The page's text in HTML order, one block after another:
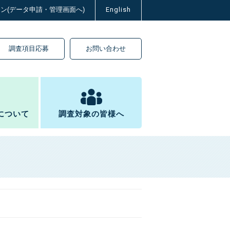
(データ申請・管理画面へ) English
調査項目応募 お問い合わせ
ついて 調査対象の皆様へ